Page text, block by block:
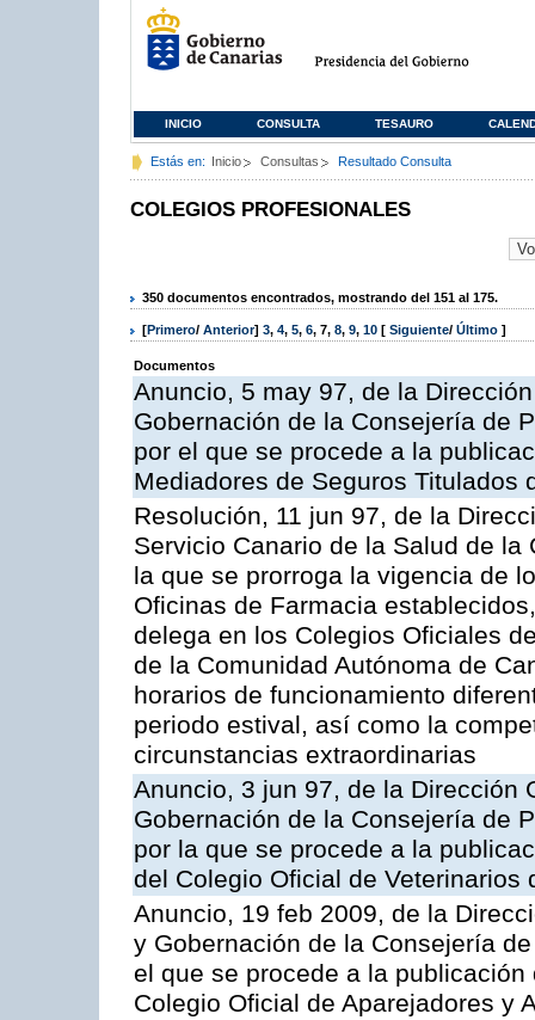
INICIO CONSULTA TESAURO
Estás en: Inicio Consultas Resultado Consulta
COLEGIOS PROFESIONALES
350 documentos encontrados, mostrando del 151 al 175.
[Primero/ Anterior] 3, 4, 5, 6, 7, 8, 9, 10 [ Siguiente/ Último ]
Documentos
Anuncio, 5 may 97, de la
Gobernación de la Consejería de
por el que se procede a la
Mediadores de Seguros Titulados
Resolución, 11 jun 97, de la
Servicio Canario de la Salud de
la que se prorroga la vigencia de
Oficinas de Farmacia
delega en los Colegios Oficiales
de la Comunidad Autónoma de
horarios de funcionamiento
periodo estival, así como la
circunstancias extraordinarias
Anuncio, 3 jun 97, de la Dirección
Gobernación de la Consejería de
por la que se procede a la
del Colegio Oficial de Veterinarios
Anuncio, 19 feb 2009, de la
y Gobernación de la Consejería
el que se procede a la
Colegio Oficial de Aparejadores y